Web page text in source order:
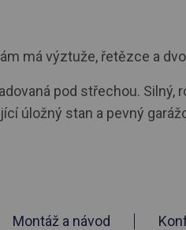
má výztuže, řetězce a
pod střechou. Silný,
úložný stan a pevný
Montáž a návod